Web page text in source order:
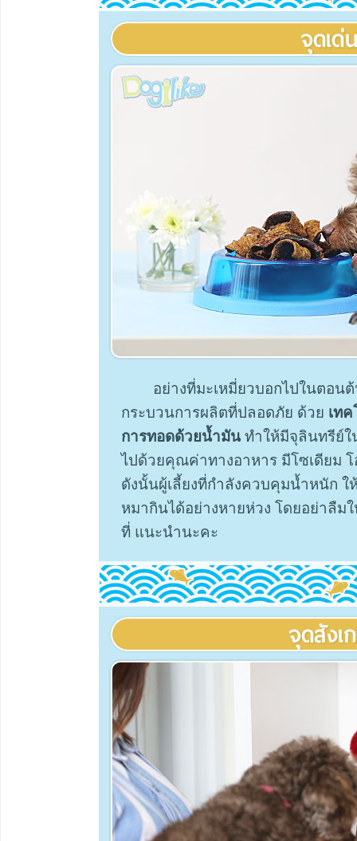
อย่างที่มะเหมี่ยวบอกไปในตอน
กระบวนการผลิตที่ปลอดภัย ด้วย เท
การทอดด้วยน้ำมัน ทำให้มีจุลินทรีย์ใ
ไปด้วยคุณค่าทางอาหาร มีโซเดียม
ดังนั้นผู้เลี้ยงที่กำลังควบคุมน้ำหนัก ใ
หมากินได้อย่างหายห่วง โดยอย่าลื
ที่ แนะนำนะคะ